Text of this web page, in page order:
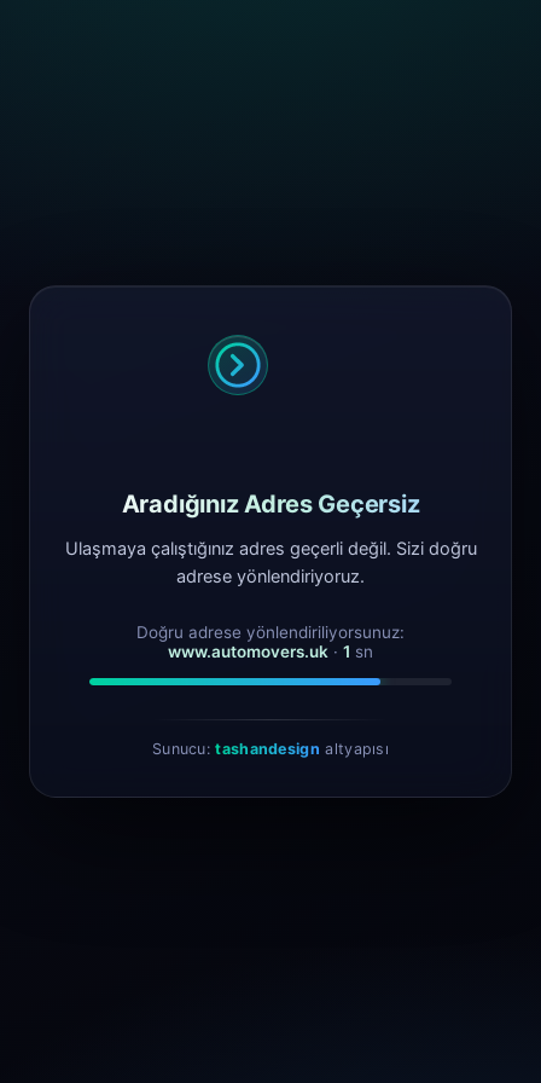
Aradığınız Adres Geçersiz
Ulaşmaya çalıştığınız adres geçerli değil. Sizi doğru
adrese yönlendiriyoruz.
Doğru adrese yönlendiriliyorsunuz:
www.automovers.uk · 1 sn
Sunucu:tashandesign altyapısı